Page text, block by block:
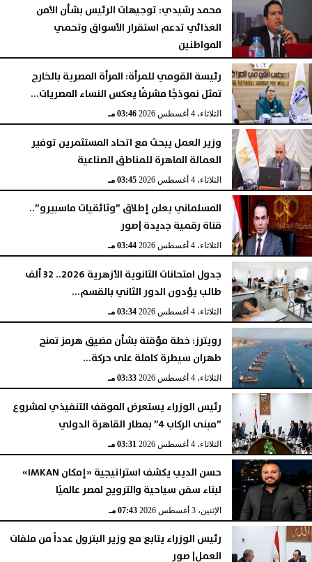
محمد رشيدي: توجيهات الرئيس بشأن الأمن
الغذائي تدعم استقرار الأسواق وتحمي
المواطنين
الثلاثاء، 4 أغسطس 2026
رئيسة القومي للمرأة: المرأة المصرية بالخارج
تمثل نموذجًا مشرفًا يعكس النساء المصريات...
الثلاثاء، 4 أغسطس 2026 03:46 مـ
وزير العمل يبحث مع اتحاد المستثمرين توفير
العمالة الماهرة للمناطق الصناعية
الثلاثاء، 4 أغسطس 2026 03:45 مـ
المسلماني يعلن إطلاق ”وثائقيات ماسبيرو”..
قناة رقمية جديدة |صور
الثلاثاء، 4 أغسطس 2026 03:44 مـ
جدول امتحانات الثانوية الأزهرية 2026.. 32 ألف
طالب يؤدون الدور الثاني بالقسم...
الثلاثاء، 4 أغسطس 2026 03:34 مـ
رويترز: خطة مؤقتة بشأن مضيق هرمز تمنح
طهران سيطرة كاملة على حركة...
الثلاثاء، 4 أغسطس 2026 03:33 مـ
رئيس الوزراء يستعرض الموقف التنفيذي لمشروع
”مبنى الركاب 4” بمطار القاهرة الدولي
الثلاثاء، 4 أغسطس 2026 03:31 مـ
حسن الديب يكشف استراتيجية «إمكان IMKAN»
لبناء سفن سياحية والترويج لمصر عالميًا
الإثنين، 3 أغسطس 2026 07:43 مـ
رئيس الوزراء يتابع مع وزير البترول عدداً من ملفات
العمل| صور